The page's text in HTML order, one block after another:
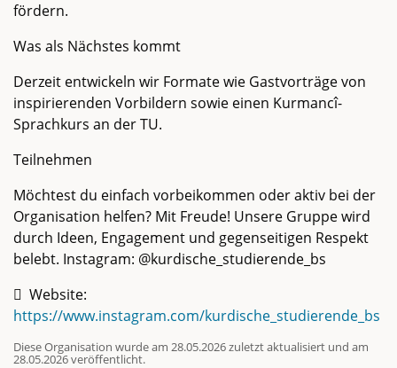
fördern.
Was als Nächstes kommt
Derzeit entwickeln wir Formate wie Gastvorträge von
inspirierenden Vorbildern sowie einen Kurmancî-
Sprachkurs an der TU.
Teilnehmen
Möchtest du einfach vorbeikommen oder aktiv bei der
Organisation helfen? Mit Freude! Unsere Gruppe wird
durch Ideen, Engagement und gegenseitigen Respekt
belebt. Instagram: @kurdische_studierende_bs
Website:
https://www.instagram.com/kurdische_studierende_bs
Diese Organisation wurde am 28.05.2026 zuletzt aktualisiert und am
28.05.2026 veröffentlicht.